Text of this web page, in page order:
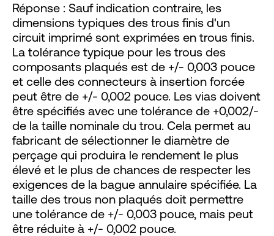
Réponse : Sauf indication contraire, les
dimensions typiques des trous finis d'un
circuit imprimé sont exprimées en trous finis.
La tolérance typique pour les trous des
composants plaqués est de +/- 0,003 pouce
et celle des connecteurs à insertion forcée
peut être de +/- 0,002 pouce. Les vias doivent
être spécifiés avec une tolérance de +0,002/-
de la taille nominale du trou. Cela permet au
fabricant de sélectionner le diamètre de
perçage qui produira le rendement le plus
élevé et le plus de chances de respecter les
exigences de la bague annulaire spécifiée. La
taille des trous non plaqués doit permettre
une tolérance de +/- 0,003 pouce, mais peut
être réduite à +/- 0,002 pouce.